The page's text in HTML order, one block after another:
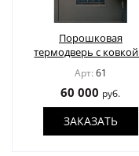
СТАВНИ НА ОКНА
ЖАЛЮЗИЙНЫЕ
ДВЕРИ ПО
ДВЕРИ С
Порошковая
термодверь с ковкой
Арт: 61
60 000 руб.
ЗАКАЗАТЬ